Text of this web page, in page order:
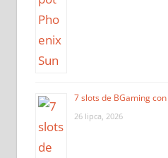
7 slots de BGaming
26 lipca, 2026